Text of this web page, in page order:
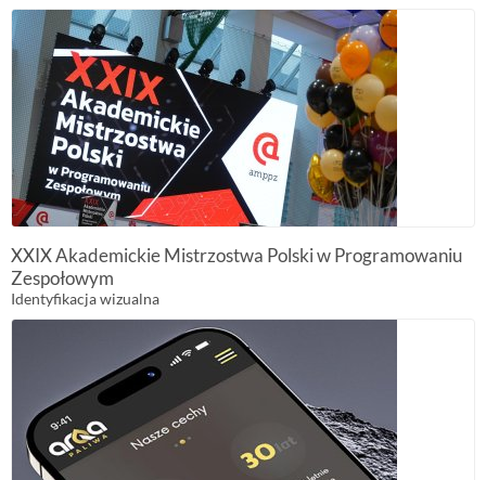
XXIX Akademickie Mistrzostwa Polski w Programowaniu
Zespołowym
Identyfikacja wizualna